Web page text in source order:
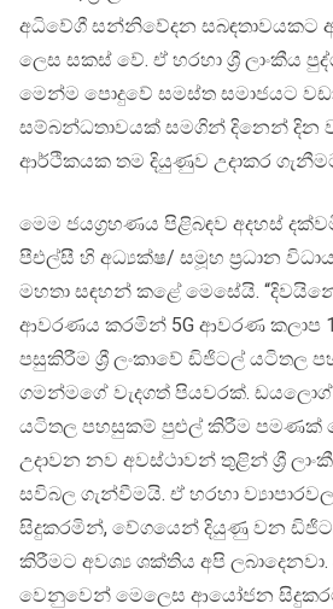
අධිවේගී සන්නිවේදන සබඳතාවයකට
ලෙස සකස් වේ. ඒ හරහා ශ්‍රී ලාංකීය
මෙන්ම පොදුවේ සමස්ත සමාජයට
සම්බන්ධතාවයක් සමගින් දිනෙන් දින
ආර්ථිකයක තම දියුණුව උදාකර
මෙම ජයග්‍රහණය පිළිබඳව අදහස්
පීඑල්සී හි අධ්‍යක්ෂ/ සමූහ ප්‍රධාන
මහතා සඳහන් කළේ මෙසේයි.
ආවරණය කරමින් 5G ආවරණ කලාප
පසුකිරීම ශ්‍රී ලංකාවේ ඩිජිටල් යටිතල
ගමන්මගේ වැදගත් පියවරක්.
යටිතල පහසුකම් පුළුල් කිරීම පමණක්
උදාවන නව අවස්ථාවන් තුළින් ශ්‍රී
සවිබල ගැන්වීමයි. ඒ හරහා
සිදුකරමින්, වේගයෙන් දියුණු වන
කිරීමට අවශ්‍ය ශක්තිය අපි
වෙනුවෙන් මෙලෙස ආයෝජන